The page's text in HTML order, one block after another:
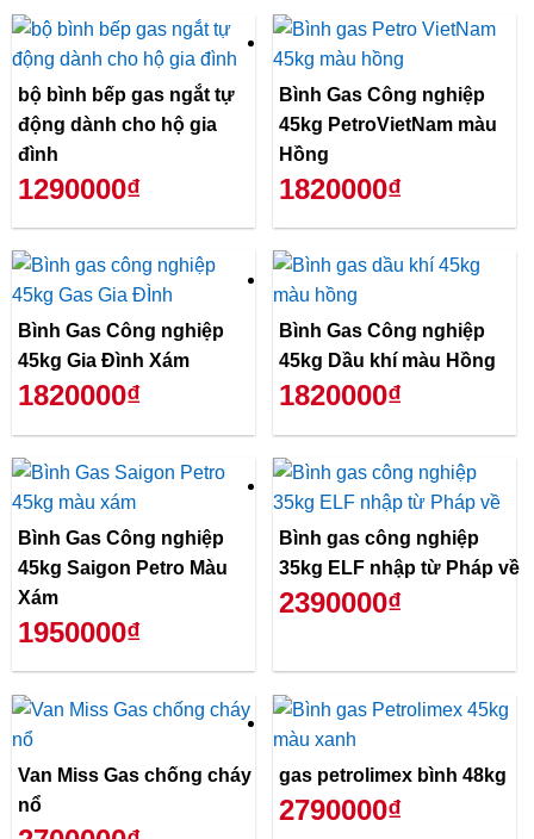
bộ bình bếp gas ngắt tự
động dành cho hộ gia
đình
1290000₫
Bình Gas Công nghiệp
45kg PetroVietNam màu
Hồng
1820000₫
Bình Gas Công nghiệp
45kg Gia Đình Xám
1820000₫
Bình Gas Công nghiệp
45kg Dầu khí màu Hồng
1820000₫
Bình Gas Công nghiệp
45kg Saigon Petro Màu
Xám
1950000₫
Bình gas công nghiệp
35kg ELF nhập từ Pháp về
2390000₫
Van Miss Gas chống cháy
nổ
gas petrolimex bình 48kg
2790000₫